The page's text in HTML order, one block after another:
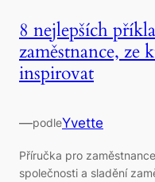
8 nejlepších
zaměstnance, ze
inspirovat
—podleYvette
Příručka pro
společnosti a sladění